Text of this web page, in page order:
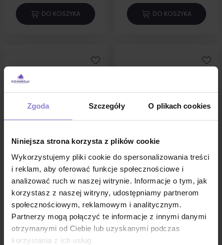
Zgoda Szczegóły O plikach cookies
Niniejsza strona korzysta z plików cookie
Wykorzystujemy pliki cookie do spersonalizowania treści
i reklam, aby oferować funkcje społecznościowe i
analizować ruch w naszej witrynie. Informacje o tym, jak
korzystasz z naszej witryny, udostępniamy partnerom
społecznościowym, reklamowym i analitycznym.
Partnerzy mogą połączyć te informacje z innymi danymi
otrzymanymi od Ciebie lub uzyskanymi podczas
korzystania z ich usług.
DO KOSZYKA DO KOSZYKA
Podkład chłonny na łóżko
90cm x 60cm Tena Bed Plus
30 sztuk
71,15 zł
w tym8%VAT
1 sztuka:2.37 zł brutto
DO KOSZYKA
Podkład chłonny na łóżko
90cm x 60cm Tena Bed Plus
5 sztuk
11,72 zł
w tym 8%VAT
1 sztuka:2.34 zł brutto
DO KOSZYKA